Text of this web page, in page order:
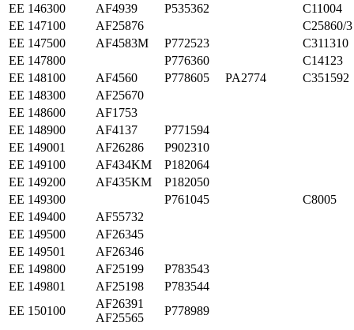
ЕЕ 146300 AF4939 P535362
C11004
ЕЕ 147100
AF25876
C25860/3
ЕЕ 147500
AF4583M P772523
C311310
ЕЕ 147800
P776360
C14123
ЕЕ 148100
AF4560 P778605 PA2774
C351592
ЕЕ 148300
AF25670
ЕЕ 148600
AF1753
ЕЕ 148900
AF4137
P771594
ЕЕ 149001
AF26286
P902310
ЕЕ 149100
AF434KM
P182064
ЕЕ 149200
AF435KM
P182050
ЕЕ 149300
P761045
C8005
ЕЕ 149400
AF55732
ЕЕ 149500
AF26345
ЕЕ 149501
AF26346
ЕЕ 149800
AF25199
P783543
ЕЕ 149801
AF25198
P783544
ЕЕ 150100
AF26391
AF25565
P778989